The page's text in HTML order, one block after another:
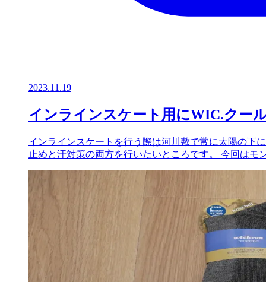
2023.11.19
インラインスケート用にWIC.クー
インラインスケートを行う際は河川敷で常に太陽の下
止めと汗対策の両方を行いたいところです。 今回は